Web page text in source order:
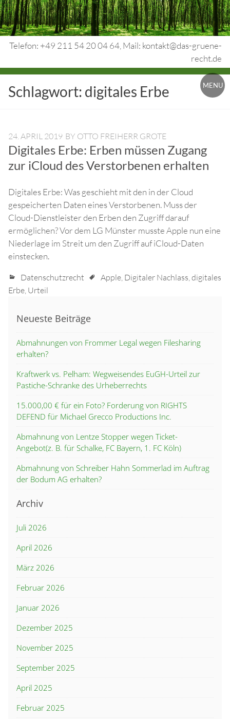
Skip
to
content
Telefon: +49 211 54 20 04 64, Mail: kontakt@das-gruene-
recht.de
Urheberrecht.
Medienrecht.
Rechtsschutz.
MENU
Schlagwort: digitales Erbe
24. APRIL 2019 BY OTTO FREIHERR GROTE
Digitales Erbe: Erben müssen Zugang
zur iCloud des Verstorbenen erhalten
Digitales Erbe: Was geschieht mit den in der Cloud
gespeicherten Daten eines Verstorbenen. Muss der
Cloud-Dienstleister den Erben den Zugriff darauf
ermöglichen? Vor dem LG Münster musste Apple nun eine
Niederlage im Streit um den Zugriff auf iCloud-Daten
einstecken.
Datenschutzrecht Apple, Digitaler Nachlass,digitales
Erbe, Urteil
Neueste Beiträge
Abmahnungen von Frommer Legal wegen Filesharing
erhalten?
Kraftwerk vs. Pelham: Wegweisendes EuGH-Urteil zur
Pastiche-Schranke des Urheberrechts
15.000,00 € für ein Foto? Forderung von RIGHTS
DEFEND für Michael Grecco Productions Inc.
Abmahnung von Lentze Stopper wegen Ticket-
Angebot(z. B. für Schalke, FC Bayern, 1. FC Köln)
Abmahnung von Schreiber Hahn Sommerlad im Auftrag
der Bodum AG erhalten?
Archiv
Juli 2026
April 2026
März 2026
Februar 2026
Januar 2026
Dezember 2025
November 2025
September 2025
April 2025
Februar 2025